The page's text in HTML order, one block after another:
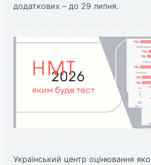
додаткових – до 29 липня.
Український центр оцінювання